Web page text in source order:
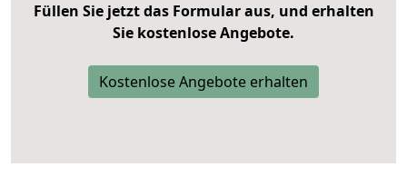
Füllen Sie jetzt das Formular aus, und erhalten
Sie kostenlose Angebote.
Kostenlose Angebote erhalten